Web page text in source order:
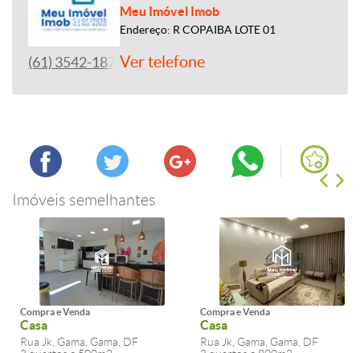
Meu Imóvel Imob
Endereço: R COPAIBA LOTE 01
(61) 3542-1877Ver telefone
Imóveis semelhantes
Compra e Venda
Casa
Rua Jk, Gama, Gama, DF
Compra e Venda
Casa
Rua Jk, Gama, Gama, DF